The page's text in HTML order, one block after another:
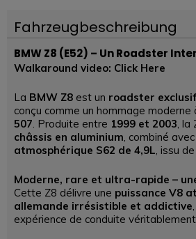
Fahrzeugbeschreibung
BMW Z8 (E52) – Un Roadster
Walkaround video: Click Here
La BMW Z8 est un roadster
conçu comme un hommage moderne
507. Produite entre 1999 et 2003, la
châssis en aluminium, combiné
atmosphérique S62 de 4,9L, issu
Moderne, rare et ultra-rapide –
Cette Z8 délivre une puissance V8
allemande irrésistible et addictive
expérience de conduite